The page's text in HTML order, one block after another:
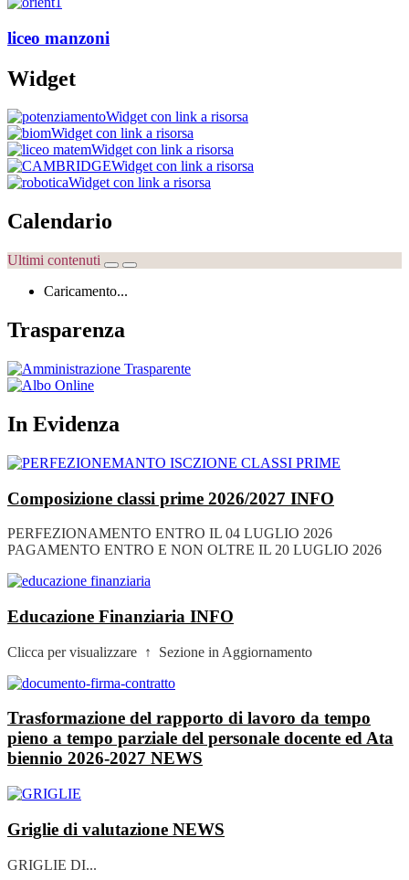
liceo manzoni
Widget
Widget con link a risorsa
Widget con link a risorsa
Widget con link a risorsa
Widget con link a risorsa
Widget con link a risorsa
Calendario
Ultimi contenuti
Caricamento...
Trasparenza
In Evidenza
Composizione classi prime 2026/2027 INFO
PERFEZIONAMENTO ENTRO IL 04 LUGLIO 2026
PAGAMENTO ENTRO E NON OLTRE IL 20 LUGLIO 2026
Educazione Finanziaria INFO
Clicca per visualizzare ↑ Sezione in Aggiornamento
Trasformazione del rapporto di lavoro da tempo
pieno a tempo parziale del personale docente ed Ata
biennio 2026-2027 NEWS
Griglie di valutazione NEWS
GRIGLIE DI...